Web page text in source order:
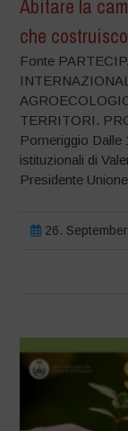
Abitare la
che
Fonte
TERRITORI.
Pomeriggio Dalle
istituzionali di
Presidente
26.